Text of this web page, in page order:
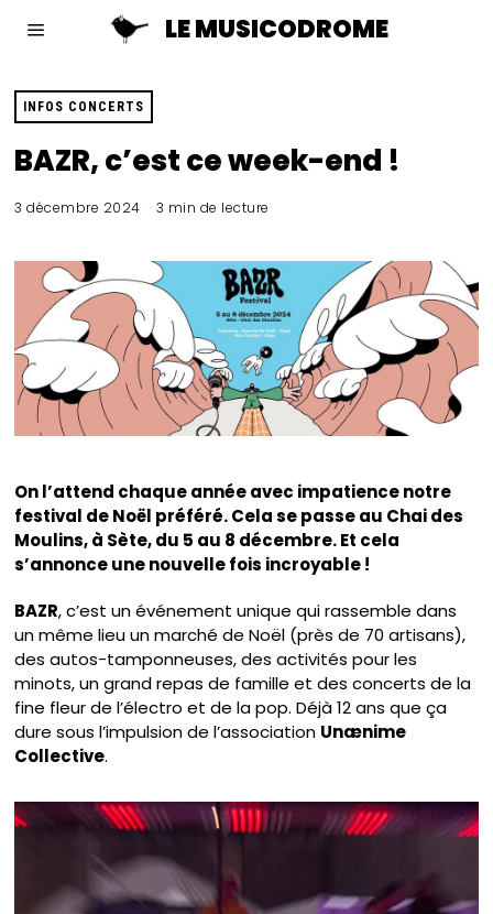
LE MUSICODROME
INFOS CONCERTS
BAZR, c’est ce week-end !
3 décembre 2024 3 min de lecture
On l’attend chaque année avec impatience notre
festival de Noël préféré. Cela se passe au Chai des
Moulins, à Sète, du 5 au 8 décembre. Et cela
s’annonce une nouvelle fois incroyable !
BAZR, c’est un événement unique qui rassemble dans
un même lieu un marché de Noël (près de 70 artisans),
des autos-tamponneuses, des activités pour les
minots, un grand repas de famille et des concerts de la
fine fleur de l’électro et de la pop. Déjà 12 ans que ça
dure sous l’impulsion de l’association Unænime
Collective.